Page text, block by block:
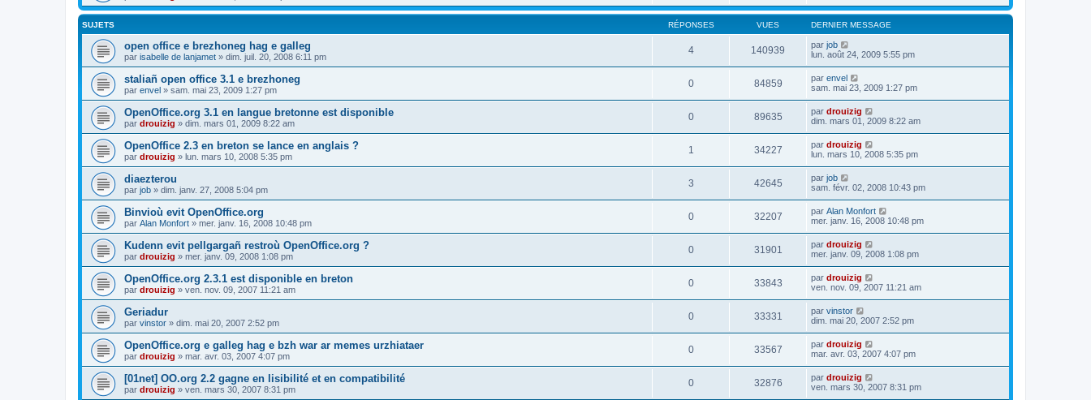
SUJETS RÉPONSES VUES DERNIER MESSAGE
open office e brezhoneg hag e galleg
par isabelle de lanjamet » dim. juil. 20, 2008 6:11 pm
4 140939 par job
lun. août 24, 2009 5:55 pm
staliañ open office 3.1 e brezhoneg
par envel » sam. mai 23, 2009 1:27 pm
0 84859 par envel
sam. mai 23, 2009 1:27 pm
OpenOffice.org 3.1 en langue bretonne est disponible
par drouizig » dim. mars 01, 2009 8:22 am
0 89635 par drouizig
dim. mars 01, 2009 8:22 am
OpenOffice 2.3 en breton se lance en anglais ?
par drouizig » lun. mars 10, 2008 5:35 pm
1 34227 par drouizig
lun. mars 10, 2008 5:35 pm
diaezterou
par job » dim. janv. 27, 2008 5:04 pm
3 42645 par job
sam. févr. 02, 2008 10:43 pm
Binvioù evit OpenOffice.org
par Alan Monfort » mer. janv. 16, 2008 10:48 pm
0 32207 par Alan Monfort
mer. janv. 16, 2008 10:48 pm
Kudenn evit pellgargañ restroù OpenOffice.org ?
par drouizig » mer. janv. 09, 2008 1:08 pm
0 31901 par drouizig
mer. janv. 09, 2008 1:08 pm
OpenOffice.org 2.3.1 est disponible en breton
par drouizig » ven. nov. 09, 2007 11:21 am
0 33843 par drouizig
ven. nov. 09, 2007 11:21 am
Geriadur
par vinstor » dim. mai 20, 2007 2:52 pm
0 33331 par vinstor
dim. mai 20, 2007 2:52 pm
OpenOffice.org e galleg hag e bzh war ar memes urzhiataer
par drouizig » mar. avr. 03, 2007 4:07 pm
0 33567 par drouizig
mar. avr. 03, 2007 4:07 pm
[01net] OO.org 2.2 gagne en lisibilité et en compatibilité
par drouizig » ven. mars 30, 2007 8:31 pm
0 32876 par drouizig
ven. mars 30, 2007 8:31 pm